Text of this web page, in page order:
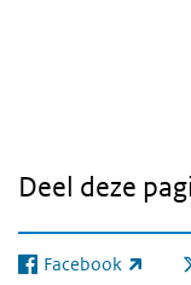
Deel deze
Facebook
(externe link)